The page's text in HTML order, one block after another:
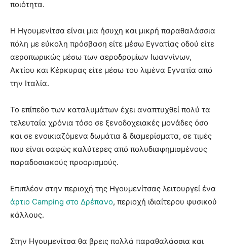
ποιότητα.
Η Ηγουμενίτσα είναι μια ήσυχη και μικρή παραθαλάσσια
πόλη με εύκολη πρόσβαση είτε μέσω Εγνατίας οδού είτε
αεροπωρικώς μέσω των αεροδρομίων Ιωαννίνων,
Ακτίου και Κέρκυρας είτε μέσω του λιμένα Εγνατία από
την Ιταλία.
Το επίπεδο των καταλυμάτων έχει αναπτυχθεί πολύ τα
τελευταία χρόνια τόσο σε ξενοδοχειακές μονάδες όσο
και σε ενοικιαζόμενα δωμάτια & διαμερίσματα, σε τιμές
που είναι σαφώς καλύτερες από πολυδιαφημισμένους
παραδοσιακούς προορισμούς.
Επιπλέον στην περιοχή της Ηγουμενίτσας λειτουργεί ένα
άρτιο Camping στο Δρέπανο, περιοχή ιδιαίτερου φυσικού
κάλλους.
Στην Ηγουμενίτσα θα βρεις πολλά παραθαλάσσια και